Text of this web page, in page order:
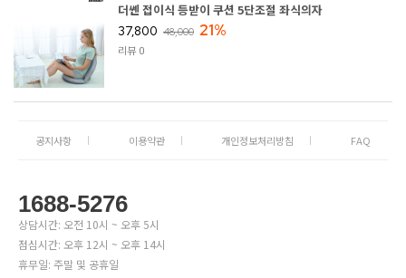
더쎈 접이식 등받이 쿠션 5단조절 좌식의자
37,800 48,000 21%
리뷰 0
공지사항 이용약관 개인정보처리방침 FAQ
1688-5276
상담시간: 오전 10시 ~ 오후 5시
점심시간: 오후 12시 ~ 오후 14시
휴무일: 주말 및 공휴일